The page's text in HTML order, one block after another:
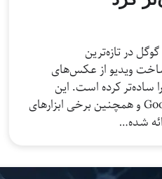
در تازه‌ترین
ویدیو از عکس‌های
ساده‌تر کرده است. این
قابلیت در Google Photos و همچنین برخی ابزارهای
شده…